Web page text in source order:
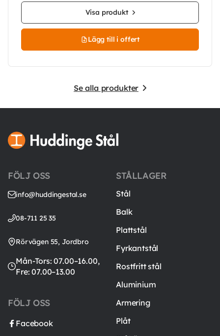
Visa produkt
Lägg till i offert
Se alla produkter
FÖLJ OSS
info@huddingestal.se
08-711 25 35
Rörvägen 55, Jordbro
Mån-Tors: 07.00–16.00,
Fre: 07.00–13.00
FÖLJ OSS
Facebook
STÅLLAGER
Stål
Balk
Plattstål
Fyrkantstål
Rostfritt stål
Aluminium
Armering
Plåt